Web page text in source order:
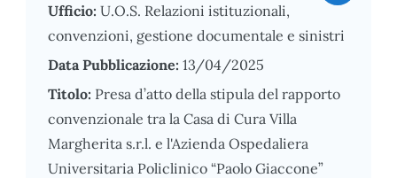
Ufficio: U.O.S. Relazioni istituzionali,
convenzioni, gestione documentale e sinistri
Data Pubblicazione: 13/04/2025
Titolo: Presa d’atto della stipula del rapporto
convenzionale tra la Casa di Cura Villa
Margherita s.r.l. e l'Azienda Ospedaliera
Universitaria Policlinico “Paolo Giaccone”